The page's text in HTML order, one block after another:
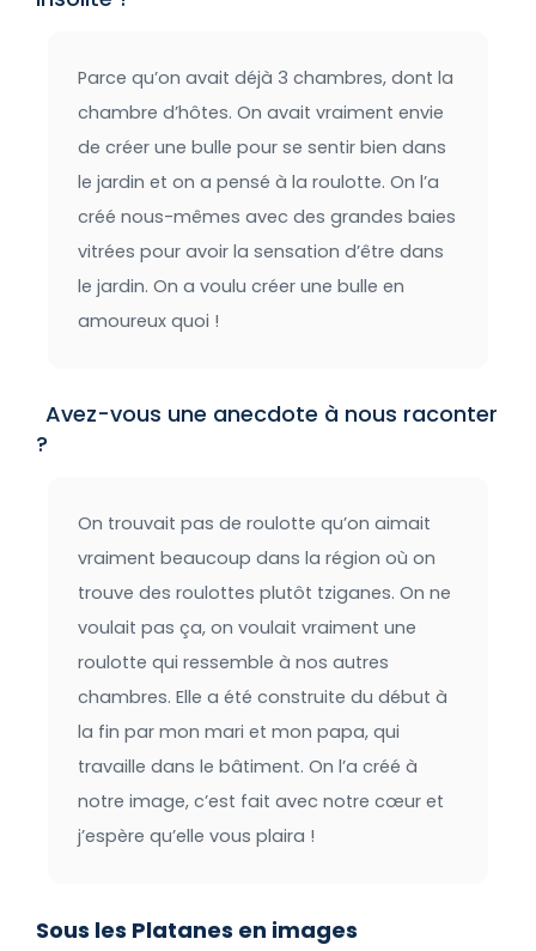
Parce qu’on avait déjà 3 chambres, dont la
chambre d’hôtes. On avait vraiment envie
de créer une bulle pour se sentir bien dans
le jardin et on a pensé à la roulotte. On l’a
créé nous-mêmes avec des grandes baies
vitrées pour avoir la sensation d’être dans
le jardin. On a voulu créer une bulle en
amoureux quoi !
Avez-vous une anecdote à nous raconter
?
On trouvait pas de roulotte qu’on aimait
vraiment beaucoup dans la région où on
trouve des roulottes plutôt tziganes. On ne
voulait pas ça, on voulait vraiment une
roulotte qui ressemble à nos autres
chambres. Elle a été construite du début à
la fin par mon mari et mon papa, qui
travaille dans le bâtiment. On l’a créé à
notre image, c’est fait avec notre cœur et
j’espère qu’elle vous plaira !
Sous les Platanes en images